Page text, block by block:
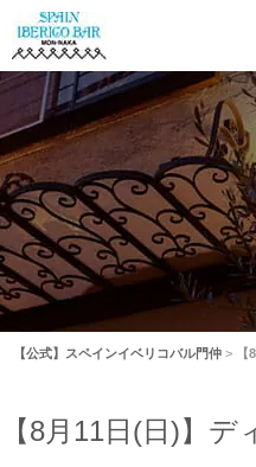
【公式】スペインイベリコバル門仲 >
【8月11日(日)】